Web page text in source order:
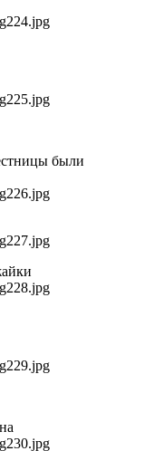
были